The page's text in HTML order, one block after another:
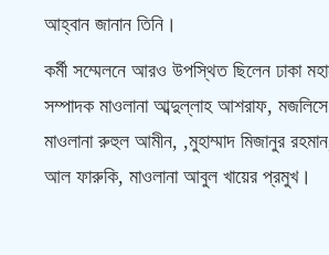
আহ্বান জানান তিনি।
কর্মী সম্মেলনে আরও উপস্থিত ছিলেন ঢাকা
সম্পাদক মাওলানা আব্দুল্লাহ আশরাফ,
মাওলানা রুহুল আমীন, ,মুহাম্মাদ মিজানুর রহমান,
আল ফারুকি, মাওলানা আবুল খায়ের প্রমুখ।